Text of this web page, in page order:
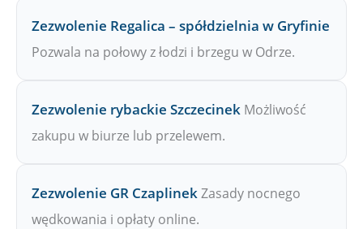
Zezwolenie Regalica – spółdzielnia w Gryfinie
Pozwala na połowy z łodzi i brzegu w Odrze.
Zezwolenie rybackie Szczecinek Możliwość
zakupu w biurze lub przelewem.
Zezwolenie GR CzaplinekZasady nocnego
wędkowania i opłaty online.